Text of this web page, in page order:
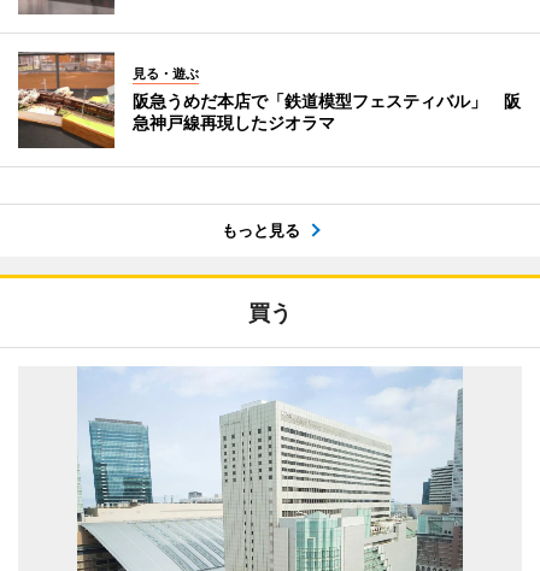
見る・遊ぶ
阪急うめだ本店で「鉄道模型フェスティバル」 阪
急神戸線再現したジオラマ
もっと見る
買う